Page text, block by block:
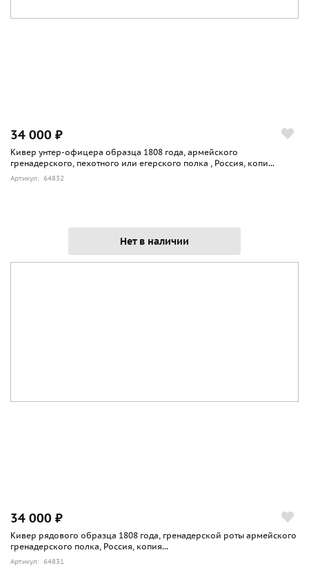
34 000 ₽
Кивер унтер-офицера образца 1808 года, армейского
гренадерского, пехотного или егерского полка , Россия, копи...
Артикул: 64832
Нет в наличии
34 000 ₽
Кивер рядового образца 1808 года, гренадерской роты армейского
гренадерского полка, Россия, копия...
Артикул: 64831